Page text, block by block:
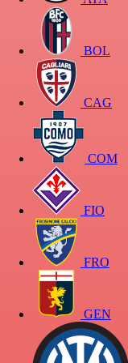
BOL
CAG
COM
FIO
FRO
GEN